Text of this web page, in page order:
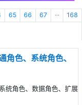
65 66 67 ··· 168
色、系统角色、
统角色、数据角色、扩展